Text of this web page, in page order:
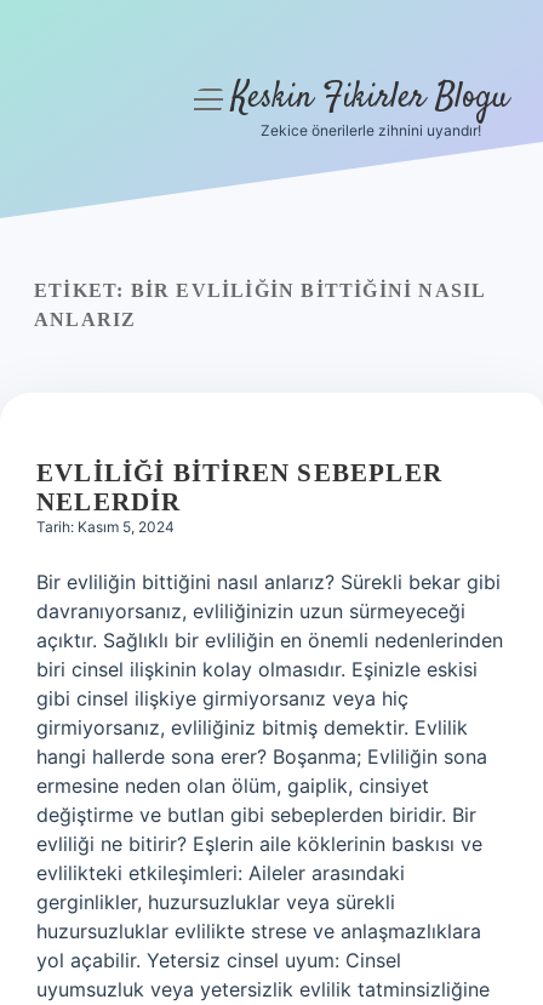
Yasal Uyarı
menüyüKeskin Fikirler Blogu
Zekice önerilerle zihnini uyandır!
ETIKET: BIR EVLILIĞIN BITTIĞINI NASIL
ANLARIZ
EVLILIĞI BITIREN SEBEPLER
NELERDIR
Tarih: Kasım 5, 2024
Bir evliliğin bittiğini nasıl anlarız? Sürekli bekar gibi
davranıyorsanız, evliliğinizin uzun sürmeyeceği
açıktır. Sağlıklı bir evliliğin en önemli nedenlerinden
biri cinsel ilişkinin kolay olmasıdır. Eşinizle eskisi
gibi cinsel ilişkiye girmiyorsanız veya hiç
girmiyorsanız, evliliğiniz bitmiş demektir. Evlilik
hangi hallerde sona erer? Boşanma; Evliliğin sona
ermesine neden olan ölüm, gaiplik, cinsiyet
değiştirme ve butlan gibi sebeplerden biridir. Bir
evliliği ne bitirir? Eşlerin aile köklerinin baskısı ve
evlilikteki etkileşimleri: Aileler arasındaki
gerginlikler, huzursuzluklar veya sürekli
huzursuzluklar evlilikte strese ve anlaşmazlıklara
yol açabilir. Yetersiz cinsel uyum: Cinsel
uyumsuzluk veya yetersizlik evlilik tatminsizliğine